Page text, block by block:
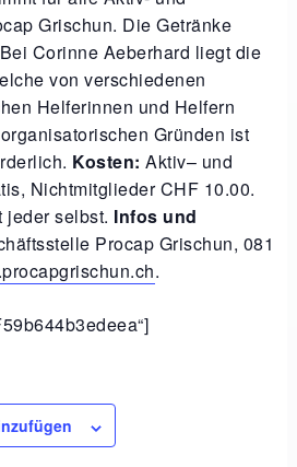
Grischun. Die Getränke
Bei Corinne Aeberhard liegt die
von verschiedenen
Helferinnen und Helfern
Gründen ist
Kosten: Aktiv– und
Nichtmitglieder CHF 10.00.
jeder selbst. Infos und
Procap Grischun, 081
.